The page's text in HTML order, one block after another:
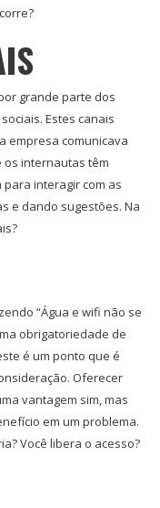
grande parte dos
Estes canais
empresa comunicava
os internautas têm
interagir com as
e dando sugestões. Na
“Água e wifi não se
obrigatoriedade de
é um ponto que é
Oferecer
vantagem sim, mas
em um problema.
Você libera o acesso?